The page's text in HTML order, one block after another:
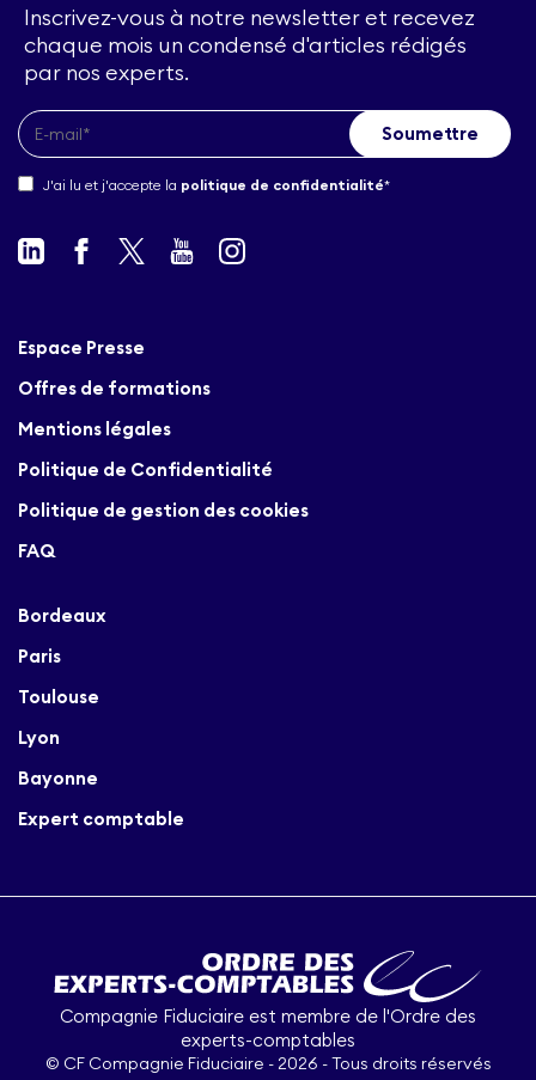
Inscrivez-vous à notre newsletter et recevez
chaque mois un condensé d'articles rédigés
par nos experts.
J'ai lu et j'accepte la politique de confidentialité*
Espace Presse
Offres de formations
Mentions légales
Politique de Confidentialité
Politique de gestion des cookies
FAQ
Bordeaux
Paris
Toulouse
Lyon
Bayonne
Expert comptable
Compagnie Fiduciaire est membre de l'Ordre des
experts-comptables
© CF Compagnie Fiduciaire - 2026 - Tous droits réservés